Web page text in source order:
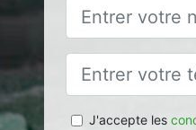
J'accepte les